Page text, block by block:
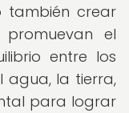
también crear
el
entre los
agua, la tierra,
para lograr